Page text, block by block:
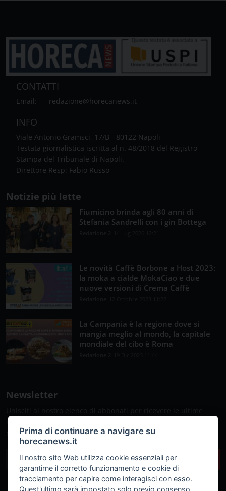
CONTATTI
Email: redazione@horecanews.it
INFO
Viale Antonio Gramsci, 17/B - 80122 Napoli
Testata giornalistica iscritta al n. 48/2018 del Registro
Stampa del Tribunale di Napoli.
Direttore Resp: Fabio Russo
Notizie più lette
Fiumicino brinda agli 80 anni di
Stefania Sandrelli con i gin Bottega
Le novità Caffè Borbone a Host 2023:
la moka a cialde MokaCiao e due
nuove versioni di Crema Caffè
La Campania è la regione dove si
mangia meglio al mondo, la capitale
mondiale del cibo è Roma
Newsletter
nella tua casella di posta
Prima di continuare a navigare su
horecanews.it
Il nostro sito Web utilizza cookie essenziali per
garantirne il corretto funzionamento e cookie di
tracciamento per capire come interagisci con esso.
Quest'ultimo sarà impostato solo previo consenso.